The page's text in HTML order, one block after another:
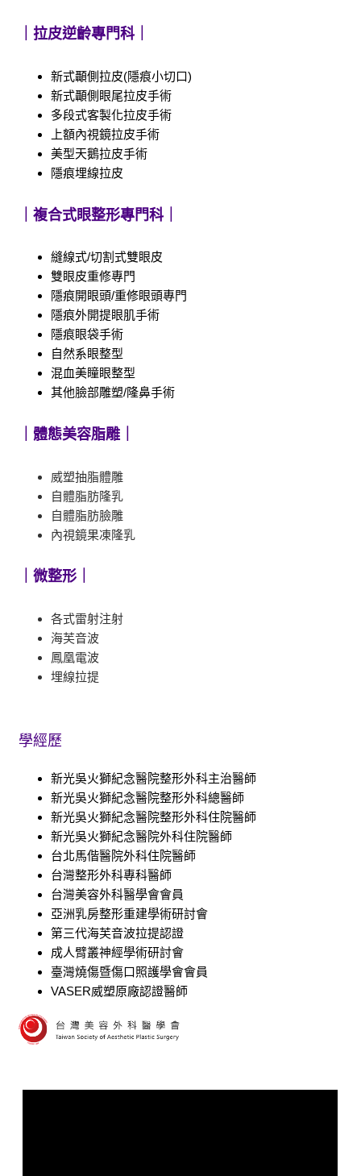
｜拉皮逆齡專門科｜
新式顳側拉皮(隱痕小切口)
新式顳側眼尾拉皮手術
多段式客製化拉皮手術
上額內視鏡拉皮手術
美型天鵝拉皮手術
隱痕埋線拉皮
｜複合式眼整形專門科｜
縫線式/切割式雙眼皮
雙眼皮重修專門
隱痕開眼頭/重修眼頭專門
隱痕外開提眼肌手術
隱痕眼袋手術
自然系眼整型
混血美瞳眼整型
其他臉部雕塑/隆鼻手術
｜體態美容脂雕｜
威塑抽脂體雕
自體脂肪隆乳
自體脂肪臉雕
內視鏡果凍隆乳
｜微整形｜
各式雷射注射
海芙音波
鳳凰電波
埋線拉提
學經歷
新光吳火獅紀念醫院整形外科主治醫師
新光吳火獅紀念醫院整形外科總醫師
新光吳火獅紀念醫院整形外科住院醫師
新光吳火獅紀念醫院外科住院醫師
台北馬偕醫院外科住院醫師
台灣整形外科專科醫師
台灣美容外科醫學會會員
亞洲乳房整形重建學術研討會
​第三代海芙音波拉提認證
成人臂叢神經學術研討會
臺灣燒傷暨傷口照護學會會員
VASER威塑原廠認證醫師